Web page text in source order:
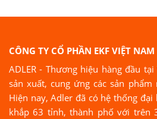
CÔNG TY CỔ PHẦN EKF VIỆT NAM
ADLER - Thương hiệu hàng đầu
sản xuất, cung ứng các sản
Hiện nay, Adler đã có hệ thống
khắp 63 tỉnh, thành phố với trên